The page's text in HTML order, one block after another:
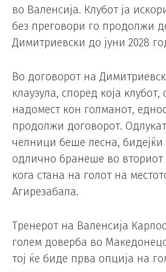
во Валенсија. Клубот ја
без преговори го продолжи
Димитриевски до јуни 2028
Во договорот на
клаузула, според која клубот,
надомест кон голманот,
продолжи договорот.
челници беше лесна,
одлично бранеше во вториот
кога стана на голот на
Агирезабала.
Тренерот на Валенсија
голем доверба во
тој ќе биде прва опција на